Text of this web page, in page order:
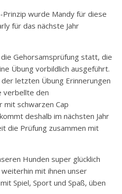
wurde Mandy für diese
für das nächste Jahr
Gehorsamsprüfung statt, die
Übung vorbildlich ausgeführt.
letzten Übung Erinnerungen
verbellte den
mit schwarzen Cap
deshalb im nächsten Jahr
die Prüfung zusammen mit
Hunden super glücklich
mit ihnen unser
Spiel, Sport und Spaß, üben